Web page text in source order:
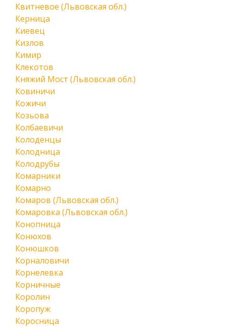
Квитневое (Львовская обл.)
Керница
Киевец
Кизлов
Кимир
Клекотов
Княжий Мост (Львовская обл.)
Ковиничи
Кожичи
Козьова
Колбаевичи
Колоденцы
Колодница
Колодрубы
Комарники
Комарно
Комаров (Львовская обл.)
Комаровка (Львовская обл.)
Конопница
Конюхов
Конюшков
Корналовичи
Корнелевка
Корничные
Королин
Коропуж
Коросница